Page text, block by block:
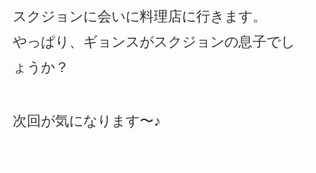
スクジョンに会いに料理店に行きます。
やっぱり、ギョンスがスクジョンの息子でし
ょうか？
次回が気になります〜♪